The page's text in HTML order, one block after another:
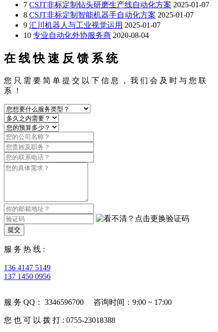
7 CSJT非标定制钻头研磨生产线自动化方案 2025-01-07
8 CSJT非标定制智能机器手自动化方案 2025-01-07
9 汇川机器人与工业视觉运用 2025-01-07
10 专业自动化外协服务商 2020-08-04
在 线 快 速 反 馈 系 统
您 只 需 要 简 单 提 交 以 下 信 息 ， 我 们 会 及 时 与 您 联
系 ！
提交
服 务 热 线 :
136 4147 5149
137 1450 0956
服 务 QQ： 3346596700 咨询时间：9:00 ~ 17:00
您 也 可 以 拨 打 : 0755-23018388